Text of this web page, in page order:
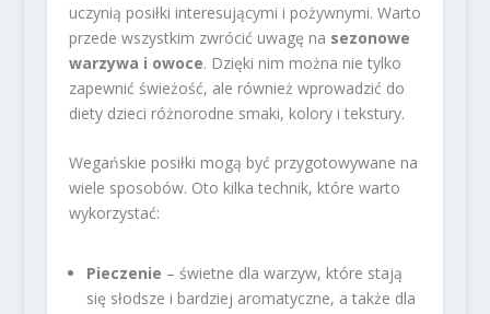
uczynią posiłki interesującymi i pożywnymi. Warto
przede wszystkim zwrócić uwagę na sezonowe
warzywa i owoce. Dzięki nim można nie tylko
zapewnić świeżość, ale również wprowadzić do
diety dzieci różnorodne smaki, kolory i tekstury.
Wegańskie posiłki mogą być przygotowywane na
wiele sposobów. Oto kilka technik, które warto
wykorzystać:
Pieczenie – świetne dla warzyw, które stają
się słodsze i bardziej aromatyczne, a także dla